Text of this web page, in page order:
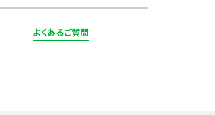
よくあるご質問